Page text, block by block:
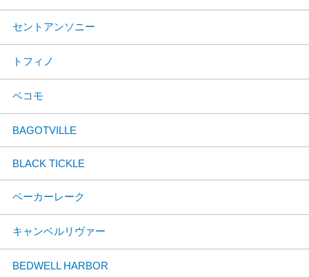
セントアンソニー
トフィノ
ベコモ
BAGOTVILLE
BLACK TICKLE
ベーカーレーク
キャンベルリヴァー
BEDWELL HARBOR